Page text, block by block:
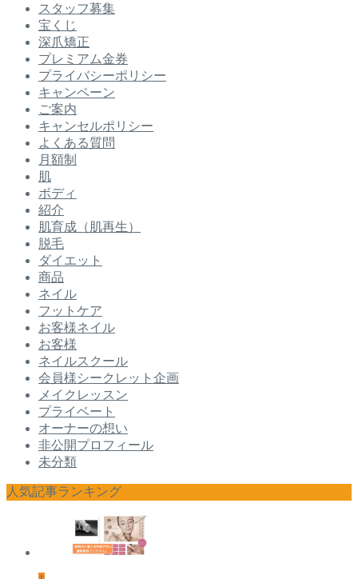
スタッフ募集
宝くじ
深爪矯正
プレミアム金券
プライバシーポリシー
キャンペーン
ご案内
キャンセルポリシー
よくある質問
月額制
肌
ボディ
紹介
肌育成（肌再生）
脱毛
ダイエット
商品
ネイル
フットケア
お客様ネイル
お客様
ネイルスクール
会員様シークレット企画
メイクレッスン
プライベート
オーナーの想い
非公開プロフィール
未分類
人気記事ランキング